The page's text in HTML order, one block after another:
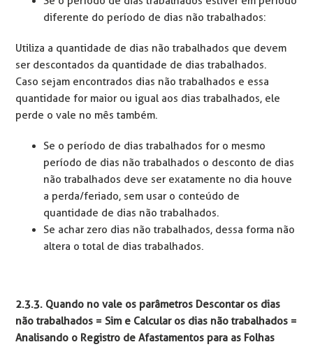
diferente do período de dias não trabalhados:
Utiliza a quantidade de dias não trabalhados que devem
ser descontados da quantidade de dias trabalhados.
Caso sejam encontrados dias não trabalhados e essa
quantidade for maior ou igual aos dias trabalhados, ele
perde o vale no mês também.
Se o período de dias trabalhados for o mesmo
período de dias não trabalhados o desconto de dias
não trabalhados deve ser exatamente no dia houve
a perda/feriado, sem usar o conteúdo de
quantidade de dias não trabalhados.
Se achar zero dias não trabalhados, dessa forma não
altera o total de dias trabalhados.
2.3.3. Quando no vale os parâmetros Descontar os dias
não trabalhados = Sim e Calcular os dias não trabalhados =
Analisando o Registro de Afastamentos para as Folhas